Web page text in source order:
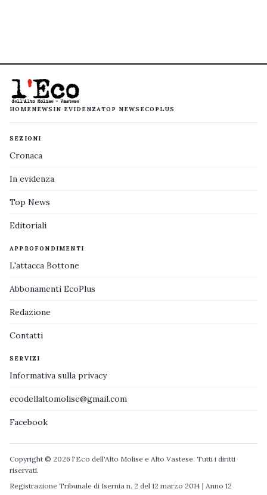
HOMENEWS IN EVIDENZATOP NEWS ECOPLUS
SEZIONI
Cronaca
In evidenza
Top News
Editoriali
APPROFONDIMENTI
L'attacca Bottone
Abbonamenti EcoPlus
Redazione
Contatti
SERVIZI
Informativa sulla privacy
ecodellaltomolise@gmail.com
Facebook
Copyright © 2026 l'Eco dell'Alto Molise e Alto Vastese. Tutti i diritti
riservati.
Registrazione Tribunale di Isernia n. 2 del 12 marzo 2014 | Anno 12